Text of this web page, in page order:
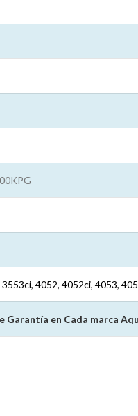
4052, 4052ci, 4053,
Garantía en Cada marca